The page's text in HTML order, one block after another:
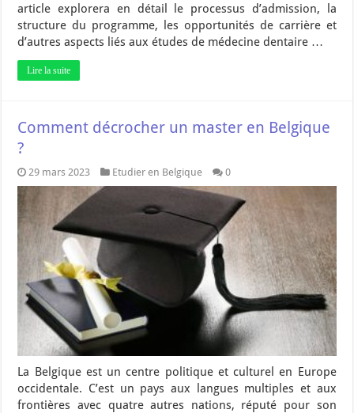
article explorera en détail le processus d’admission, la
structure du programme, les opportunités de carrière et
d’autres aspects liés aux études de médecine dentaire …
Lire la suite
Comment décrocher un master en Belgique
?
29 mars 2023 Etudier en Belgique 0
La Belgique est un centre politique et culturel en Europe
occidentale. C’est un pays aux langues multiples et aux
frontières avec quatre autres nations, réputé pour son